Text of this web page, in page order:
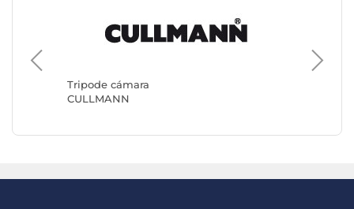
Tripode cámara
CULLMANN
Benro